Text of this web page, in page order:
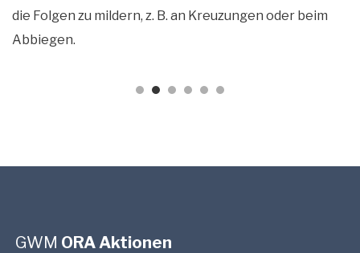
die Folgen zu mildern, z. B. an Kreuzungen oder beim
Abbiegen.
GWM ORA Aktionen